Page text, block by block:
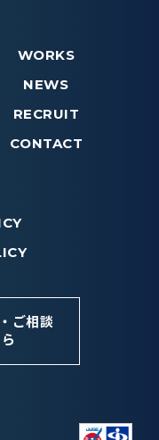
WORKS
NEWS
RECRUIT
CONTACT
ご相談